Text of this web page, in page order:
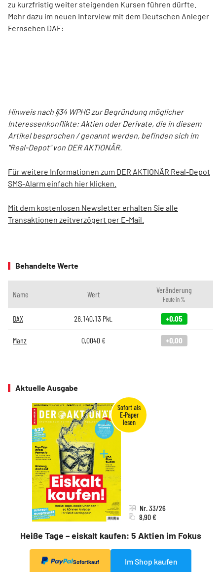
zu kurzfristig weiter steigenden Kursen führen dürfte.
Mehr dazu im neuen Interview mit dem Deutschen Anleger
Fernsehen DAF:
Hinweis nach §34 WPHG zur Begründung möglicher
Interessenkonflikte: Aktien oder Derivate, die in diesem
Artikel besprochen / genannt werden, befinden sich im
"Real-Depot" von DER AKTIONÄR.
Für weitere Informationen zum DER AKTIONÄR Real-Depot
SMS-Alarm einfach hier klicken.
Mit dem kostenlosen Newsletter erhalten Sie alle
Transaktionen zeitverzögert per E-Mail.
Behandelte Werte
Name Wert Veränderung
Heute in %
DAX 26.140,13 Pkt. +0,05
Manz 0,0040€ +0,00
Aktuelle Ausgabe
Heiße Tage – eiskalt kaufen: 5 Aktien im Fokus
Nr. 33/26
8,90 €
Sofortkauf Im Shop kaufen